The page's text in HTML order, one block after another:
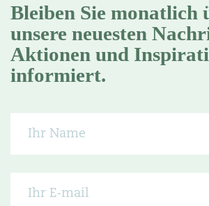
Bleiben Sie monatlich
unsere neuesten
Aktionen und
informiert.